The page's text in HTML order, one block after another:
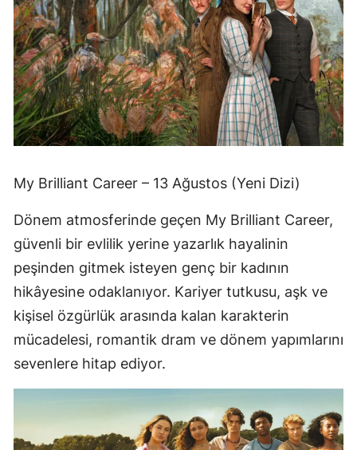
My Brilliant Career – 13 Ağustos (Yeni Dizi)
Dönem atmosferinde geçen My Brilliant Career,
güvenli bir evlilik yerine yazarlık hayalinin
peşinden gitmek isteyen genç bir kadının
hikâyesine odaklanıyor. Kariyer tutkusu, aşk ve
kişisel özgürlük arasında kalan karakterin
mücadelesi, romantik dram ve dönem yapımlarını
sevenlere hitap ediyor.